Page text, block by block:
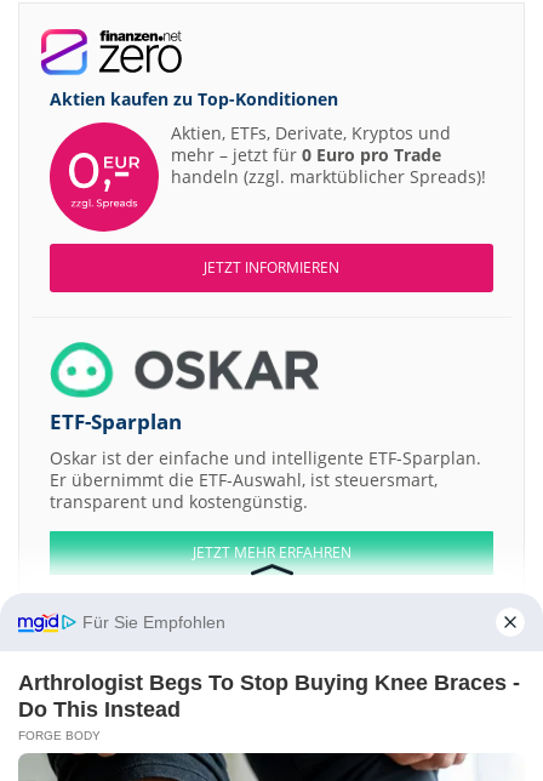
Aktien kaufen zu Top-Konditionen
Aktien, ETFs, Derivate, Kryptos und
mehr – jetzt für 0 Euro pro Trade
handeln (zzgl. marktüblicher Spreads)!
JETZT INFORMIEREN
ETF-Sparplan
Oskar ist der einfache und intelligente ETF-Sparplan.
Er übernimmt die ETF-Auswahl, ist steuersmart,
transparent und kostengünstig.
JETZT MEHR ERFAHREN
Aktien ATX DAX EuroStoxx 50 Dow Jones NASDAQ 100
Nikkei 225
Weitere Aktien:
Für Sie Empfohlen
Arthrologist Begs To Stop Buying Knee Braces -
Do This Instead
FORGE BODY